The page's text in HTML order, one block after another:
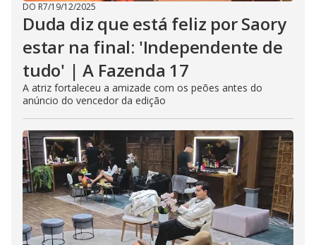
DO R7/19/12/2025
Duda diz que está feliz por Saory
estar na final: 'Independente de
tudo' | A Fazenda 17
A atriz fortaleceu a amizade com os peões antes do
anúncio do vencedor da edição